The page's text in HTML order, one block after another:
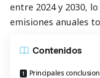
entre 2024 y 2030,
emisiones anuales
Contenidos
Principales